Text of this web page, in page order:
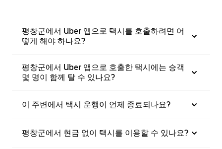
평창군에서 Uber 앱으로 택시를 호출하려면 어
떻게 해야 하나요?
평창군에서 Uber 앱으로 호출한 택시에는 승객
몇 명이 함께 탈 수 있나요?
이 주변에서 택시 운행이 언제 종료되나요?
평창군에서 현금 없이 택시를 이용할 수 있나요?